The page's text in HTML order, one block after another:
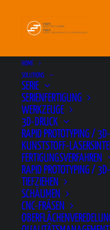
HOME
SOLUTIONS
SERIE
SERIENFERTIGUNG
WERKZEUGE
3D-DRUCK
RAPID PROTOTYPING /
KUNSTSTOFF-
FERTIGUNGSVERFAHREN
RAPID PROTOTYPING /
TIEFZIEHEN
SCHÄUMEN
CNC-FRÄSEN
UNSERE
Erfolg kommt
mit unseren
starken Partnern.